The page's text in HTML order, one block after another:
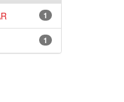
1
1